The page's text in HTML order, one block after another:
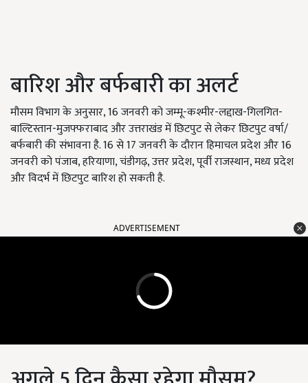
बारिश और बर्फबारी का अलर्ट
मौसम विभाग के अनुसार, 16 जनवरी को जम्मू-कश्मीर-लद्दाख-गिलगित-
बाल्टिस्तान-मुजफ्फराबाद और उत्तराखंड में छिटपुट से लेकर छिटपुट वर्षा/
बर्फबारी की संभावना है. 16 से 17 जनवरी के दौरान हिमाचल प्रदेश और 16
जनवरी को पंजाब, हरियाणा, चंडीगढ़, उत्तर प्रदेश, पूर्वी राजस्थान, मध्य प्रदेश
और विदर्भ में छिटपुट बारिश हो सकती है.
ADVERTISEMENT